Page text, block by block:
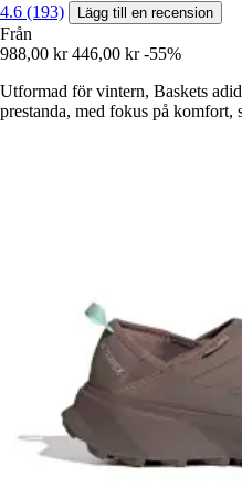
4.6 (193) Lägg till en recension
Från
988,00 kr 446,00 kr -55%
Utformad för vintern, Baskets
prestanda, med fokus på komfort,